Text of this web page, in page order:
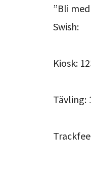
”Bli
Swish:
Kiosk:
Tävling: